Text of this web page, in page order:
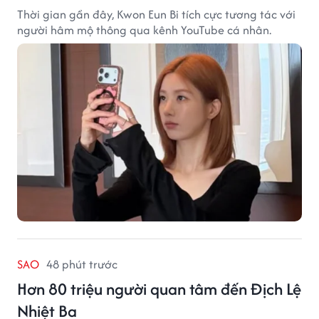
Thời gian gần đây, Kwon Eun Bi tích cực tương tác với
người hâm mộ thông qua kênh YouTube cá nhân.
SAO 48 phút trước
Hơn 80 triệu người quan tâm đến Địch Lệ
Nhiệt Ba